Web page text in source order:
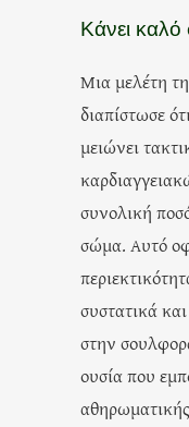
Κάνει καλό
Μια μελέτη
διαπίστωσε
μειώνει
συνολική
σώμα. Αυτό
συστατικά
στην
ουσία που